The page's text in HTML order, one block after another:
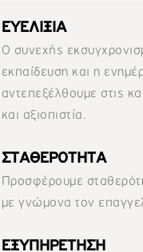
ΕΥΕΛΙΞΙΑ
Ο συνεχής
εκπαίδευση και η
αντεπεξέλθουμε στις
και αξιοπιστία.
ΣΤΑΘΕΡΟΤΗΤΑ
Προσφέρουμε
με γνώμονα τον
ΕΞΥΠΗΡΕΤΗΣΗ